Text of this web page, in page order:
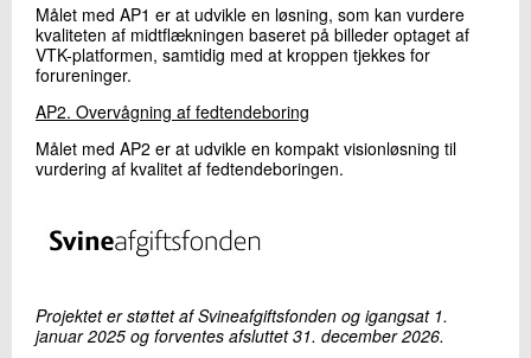
Målet med AP1 er at udvikle en løsning, som kan vurdere
kvaliteten af midtflækningen baseret på billeder optaget af
VTK-platformen, samtidig med at kroppen tjekkes for
forureninger.
AP2. Overvågning af fedtendeboring
Målet med AP2 er at udvikle en kompakt visionløsning til
vurdering af kvalitet af fedtendeboringen.
Projektet er støttet af Svineafgiftsfonden og igangsat 1.
januar 2025 og forventes afsluttet 31. december 2026.